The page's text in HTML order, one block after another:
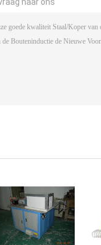
naar ons